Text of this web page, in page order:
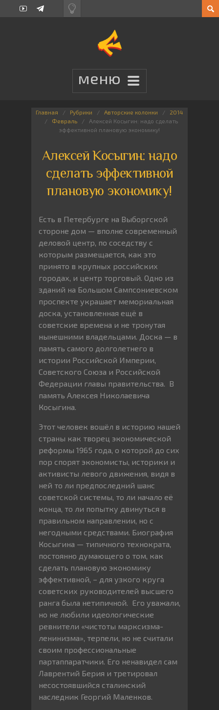
Главная Рубрики Авторские колонки
2014
Февраль
Алексей Косыгин: надо сделать
эффективной плановую экономику!
Алексей Косыгин: надо
сделать эффективной
плановую экономику!
Есть в Петербурге на Выборгской
стороне дом — вполне современный
деловой центр, по соседству с
которым размещается, как это
принято в крупных российских
городах, и центр торговый. Одно из
зданий на Большом Сампсониевском
проспекте украшает мемориальная
доска, установленная ещё в
советские времена и не тронутая
нынешними владельцами. Доска — в
память самого долголетнего в
истории Российской Империи,
Советского Союза и Российской
Федерации главы правительства. В
память Алексея Николаевича
Косыгина.
Этот человек вошёл в историю нашей
страны как творец экономической
реформы 1965 года, о которой до сих
пор спорят экономисты, историки и
активисты левого движения, видя в
ней то ли предпоследний шанс
советской системы, то ли начало её
конца, то ли попытку двинуться в
правильном направлении, но с
негодными средствами. Биография
Косыгина — типичного технократа,
постоянно думающего о том, как
сделать плановую экономику
эффективной, – для узкого круга
советских руководителей высшего
ранга была нетипичной. Его уважали,
но не любили идеологические
ревнители «чистоты марксизма-
ленинизма», терпели, но не считали
своим профессиональные
партаппаратчики. Его ненавидел сам
Лаврентий Берия и третировал
несостоявшийся сталинский
наследник Георгий Маленков.